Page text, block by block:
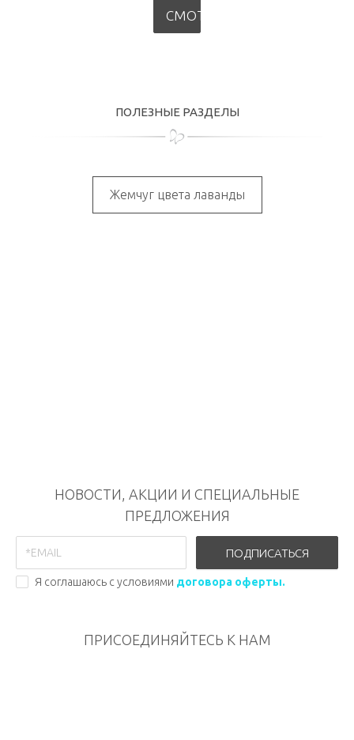
СМОТРЕТЬ
ПОЛЕЗНЫЕ РАЗДЕЛЫ
Жемчуг цвета лаванды
НОВОСТИ, АКЦИИ И СПЕЦИАЛЬНЫЕ
ПРЕДЛОЖЕНИЯ
ПОДПИСАТЬСЯ
Я соглашаюсь с условиями договора оферты.
ПРИСОЕДИНЯЙТЕСЬ К НАМ